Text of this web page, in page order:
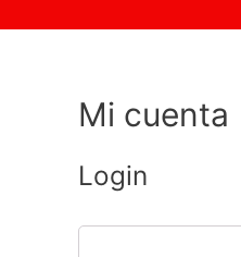
Mi cuenta
Login